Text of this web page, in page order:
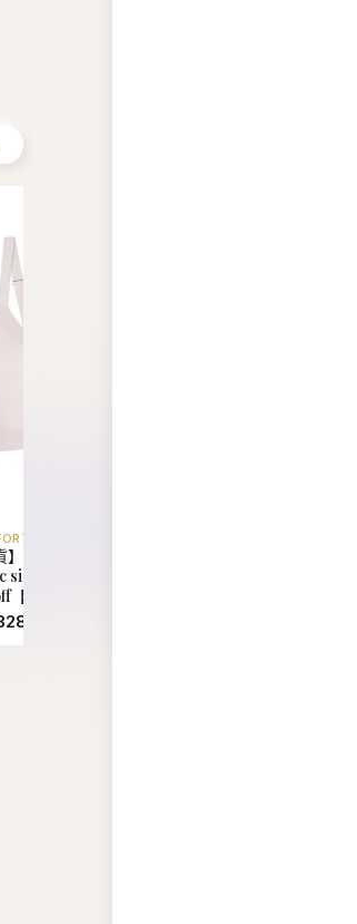
LAB
】韓國 Comfort Lab
size bralette on your
【LL066】